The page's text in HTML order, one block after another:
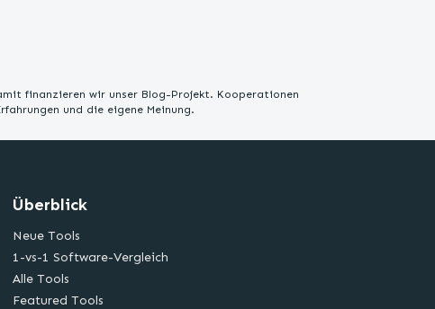
finanzieren wir unser Blog-Projekt. Kooperationen
und die eigene Meinung.
Überblick
Neue Tools
1-vs-1 Software-Vergleich
Alle Tools
Featured Tools